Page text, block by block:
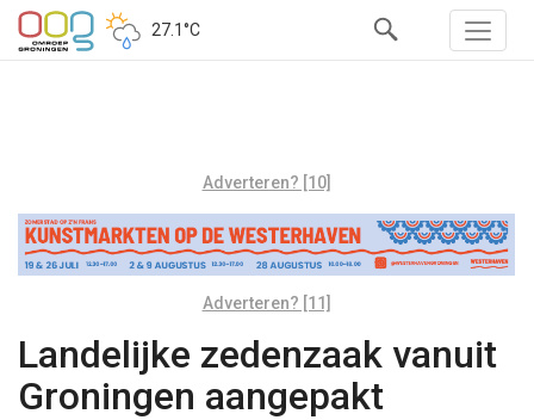
27.1°C
Adverteren? [10]
Adverteren? [11]
Landelijke zedenzaak vanuit
Groningen aangepakt